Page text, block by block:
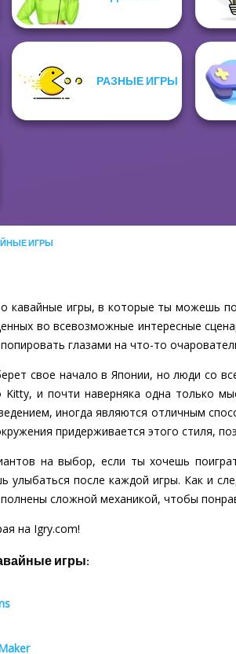
РАЗНЫЕ ИГРЫ
ИГРЫ
кавайные игры, в которые ты можешь
во всевозможные интересные
глазами на что-то
свое начало в Японии, но люди со
Kitty, и почти наверняка одна только
иногда являются отличным
придерживается этого стиля,
на выбор, если ты хочешь
улыбаться после каждой игры. Как и
сложной механикой, чтобы
на Igry.com!
игры: